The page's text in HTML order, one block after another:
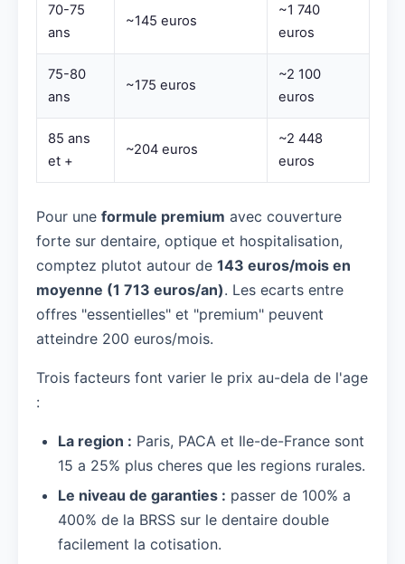
70-75
ans
~145 euros
~1 740
euros
75-80
ans
~175 euros
~2 100
euros
85 ans
et +
~204 euros
~2 448
euros
Pour une formule premium avec couverture
forte sur dentaire, optique et hospitalisation,
comptez plutot autour de 143 euros/mois en
moyenne (1 713 euros/an). Les ecarts entre
offres "essentielles" et "premium" peuvent
atteindre 200 euros/mois.
Trois facteurs font varier le prix au-dela de l'age
:
La region : Paris, PACA et Ile-de-France sont
15 a 25% plus cheres que les regions rurales.
Le niveau de garanties : passer de 100% a
400% de la BRSS sur le dentaire double
facilement la cotisation.